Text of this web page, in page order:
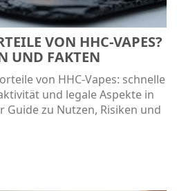
VON HHC-VAPES?
UND FAKTEN
von HHC-Vapes: schnelle
und legale Aspekte in
Guide zu Nutzen, Risiken und